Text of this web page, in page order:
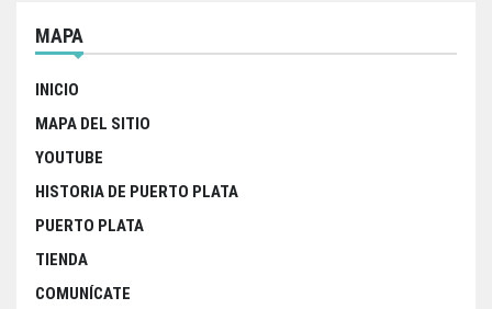
MAPA
INICIO
MAPA DEL SITIO
YOUTUBE
HISTORIA DE PUERTO PLATA
PUERTO PLATA
TIENDA
COMUNÍCATE